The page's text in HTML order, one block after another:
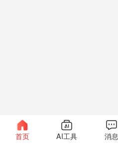
首页 AI工具 消息